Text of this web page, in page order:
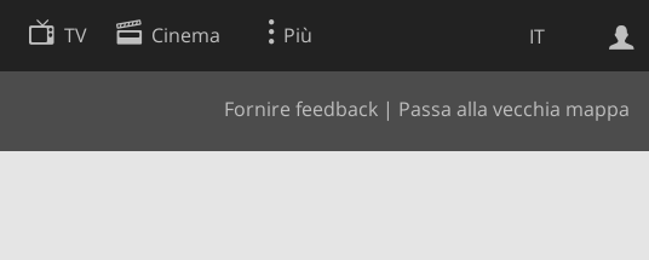
IT
TV Cinema Più
Fornire feedback | Passa alla vecchia mappa
Ricerca Web